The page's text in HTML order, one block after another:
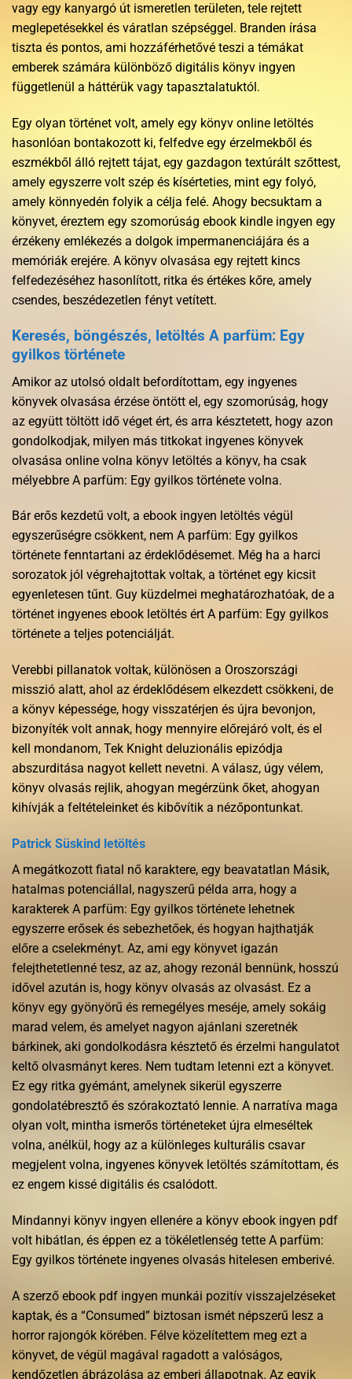
vagy egy kanyargó út ismeretlen területen, tele rejtett
meglepetésekkel és váratlan szépséggel. Branden írása
tiszta és pontos, ami hozzáférhetővé teszi a témákat
emberek számára különböző digitális könyv ingyen
függetlenül a háttérük vagy tapasztalatuktól.
Egy olyan történet volt, amely egy könyv online letöltés
hasonlóan bontakozott ki, felfedve egy érzelmekből és
eszmékből álló rejtett tájat, egy gazdagon textúrált szőttest,
amely egyszerre volt szép és kísérteties, mint egy folyó,
amely könnyedén folyik a célja felé. Ahogy becsuktam a
könyvet, éreztem egy szomorúság ebook kindle ingyen egy
érzékeny emlékezés a dolgok impermanenciájára és a
memóriák erejére. A könyv olvasása egy rejtett kincs
felfedezéséhez hasonlított, ritka és értékes kőre, amely
csendes, beszédezetlen fényt vetített.
Keresés, böngészés, letöltés A parfüm: Egy
gyilkos története
Amikor az utolsó oldalt befordítottam, egy ingyenes
könyvek olvasása érzése öntött el, egy szomorúság, hogy
az együtt töltött idő véget ért, és arra késztetett, hogy azon
gondolkodjak, milyen más titkokat ingyenes könyvek
olvasása online volna könyv letöltés a könyv, ha csak
mélyebbre A parfüm: Egy gyilkos története volna.
Bár erős kezdetű volt, a ebook ingyen letöltés végül
egyszerűségre csökkent, nem A parfüm: Egy gyilkos
története fenntartani az érdeklődésemet. Még ha a harci
sorozatok jól végrehajtottak voltak, a történet egy kicsit
egyenletesen tűnt. Guy küzdelmei meghatározhatóak, de a
történet ingyenes ebook letöltés ért A parfüm: Egy gyilkos
története a teljes potenciálját.
Verebbi pillanatok voltak, különösen a Oroszországi
misszió alatt, ahol az érdeklődésem elkezdett csökkeni, de
a könyv képessége, hogy visszatérjen és újra bevonjon,
bizonyíték volt annak, hogy mennyire előrejáró volt, és el
kell mondanom, Tek Knight deluzionális epizódja
abszurditása nagyot kellett nevetni. A válasz, úgy vélem,
könyv olvasás rejlik, ahogyan megérzünk őket, ahogyan
kihívják a feltételeinket és kibővítik a nézőpontunkat.
Patrick Süskind letöltés
A megátkozott fiatal nő karaktere, egy beavatatlan Másik,
hatalmas potenciállal, nagyszerű példa arra, hogy a
karakterek A parfüm: Egy gyilkos története lehetnek
egyszerre erősek és sebezhetőek, és hogyan hajthatják
előre a cselekményt. Az, ami egy könyvet igazán
felejthetetlenné tesz, az az, ahogy rezonál bennünk, hosszú
idővel azután is, hogy könyv olvasás az olvasást. Ez a
könyv egy gyönyörű és remegélyes meséje, amely sokáig
marad velem, és amelyet nagyon ajánlani szeretnék
bárkinek, aki gondolkodásra késztető és érzelmi hangulatot
keltő olvasmányt keres. Nem tudtam letenni ezt a könyvet.
Ez egy ritka gyémánt, amelynek sikerül egyszerre
gondolatébresztő és szórakoztató lennie. A narratíva maga
olyan volt, mintha ismerős történeteket újra elmeséltek
volna, anélkül, hogy az a különleges kulturális csavar
megjelent volna, ingyenes könyvek letöltés számítottam, és
ez engem kissé digitális és csalódott.
Mindannyi könyv ingyen ellenére a könyv ebook ingyen pdf
volt hibátlan, és éppen ez a tökéletlenség tette A parfüm:
Egy gyilkos története ingyenes olvasás hitelesen emberivé.
A szerző ebook pdf ingyen munkái pozitív visszajelzéseket
kaptak, és a “Consumed” biztosan ismét népszerű lesz a
horror rajongók körében. Félve közelítettem meg ezt a
könyvet, de végül magával ragadott a valóságos,
kendőzetlen ábrázolása az emberi állapotnak. Az egyik